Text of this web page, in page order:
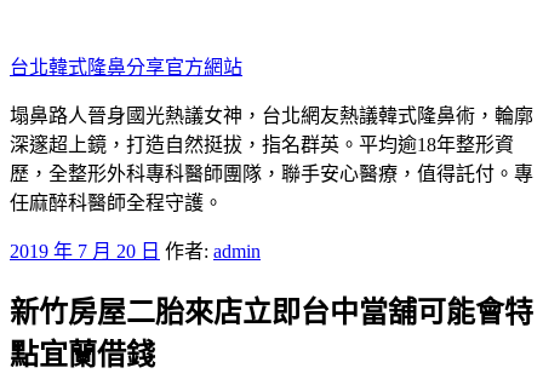
至
主
要
內
容
台北韓式隆鼻分享官方網站
塌鼻路人晉身國光熱議女神，台北網友熱議韓式隆鼻術，輪廓
深邃超上鏡，打造自然挺拔，指名群英。平均逾18年整形資
歷，全整形外科專科醫師團隊，聯手安心醫療，值得託付。專
任麻醉科醫師全程守護。
發
於
2019 年 7 月 20 日 作者: admin
新竹房屋二胎來店立即台中當舖可能會特
點宜蘭借錢